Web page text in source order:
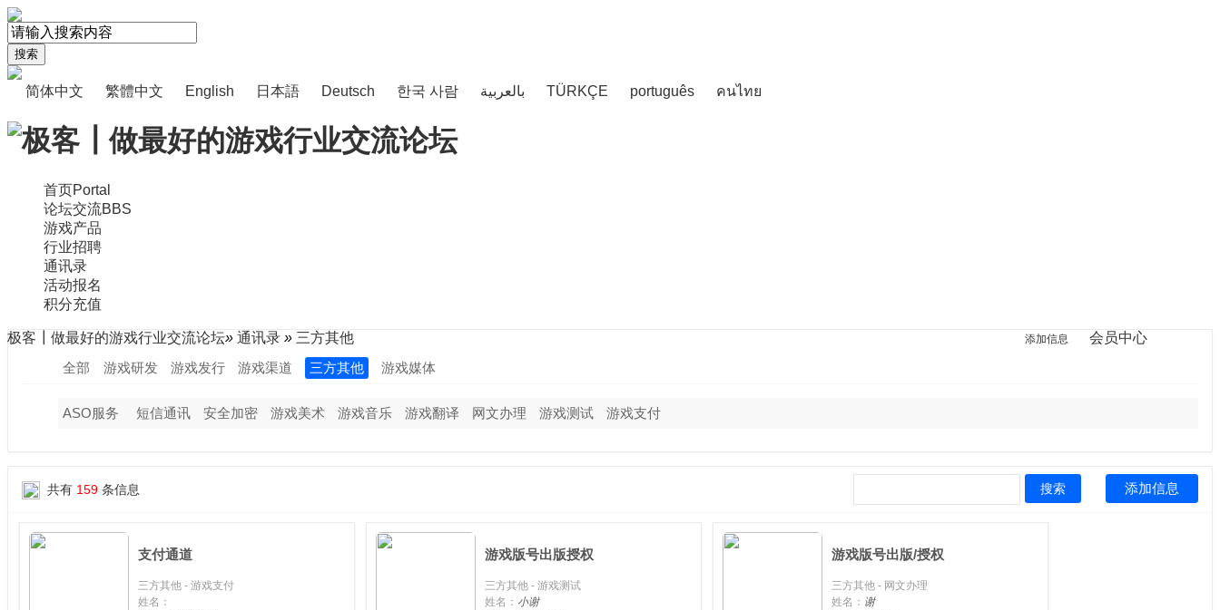
搜索
简体中文 繁體中文 English 日本語 Deutsch 한국 사람 بالعربية TÜRKÇE português คนไทย
首页Portal
论坛交流BBS
游戏产品
行业招聘
通讯录
活动报名
积分充值
极客┃做最好的游戏行业交流论坛» 通讯录 » 三方其他 添加信息
会员中心
全部
游戏研发 游戏发行 游戏渠道 三方其他 游戏媒体
ASO服务 短信通讯 安全加密 游戏美术 游戏音乐 游戏翻译 网文办理 游戏测试 游戏支付
共有 159 条信息 搜索 添加信息
支付通道
三方其他 - 游戏支付
姓名：
游戏版号出版授权
三方其他 - 游戏测试
姓名： 小谢
游戏版号出版/授权
三方其他 - 网文办理
姓名： 谢